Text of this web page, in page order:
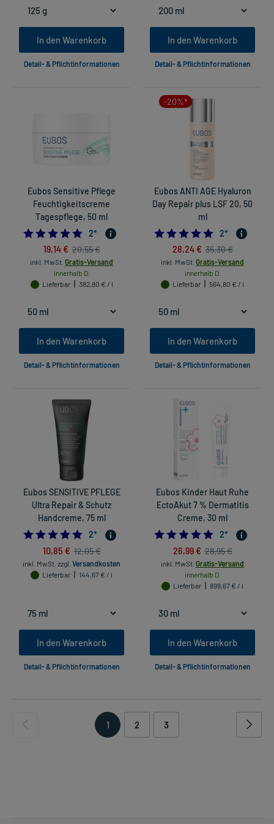
In den Warenkorb
Detail- & Pflichtinformationen
In den Warenkorb
Detail- & Pflichtinformationen
Eubos Sensitive Pflege
Feuchtigkeitscreme
Tagespflege, 50 ml
5.0
2*
19,14 € 20,55 €
inkl. MwSt. Gratis-Versand
innerhalb D.
Lieferbar
382,80 € / l
In den Warenkorb
Detail- & Pflichtinformationen
-20%*
Eubos ANTI AGE Hyaluron
Day Repair plus LSF 20, 50
ml
5.0
2*
28,24 € 35,30 €
inkl. MwSt. Gratis-Versand
innerhalb D.
Lieferbar
564,80 € / l
In den Warenkorb
Detail- & Pflichtinformationen
Eubos SENSITIVE PFLEGE
Ultra Repair & Schutz
Handcreme, 75 ml
5.0
2*
10,85 € 12,05 €
inkl. MwSt. zzgl. Versandkosten
Lieferbar
144,67 € / l
In den Warenkorb
Detail- & Pflichtinformationen
Eubos Kinder Haut Ruhe
EctoAkut 7 % Dermatitis
Creme, 30 ml
5.0
2*
26,99 € 28,95 €
inkl. MwSt. Gratis-Versand
innerhalb D.
Lieferbar
899,67 € / l
In den Warenkorb
Detail- & Pflichtinformationen
1 2 3